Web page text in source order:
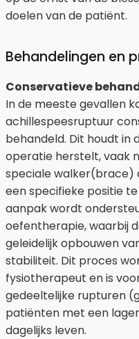
doelen van de patiënt.
Behandelingen en
Conservatieve
In de meeste gevallen
achillespeesruptuur
behandeld. Dit houdt in
operatie herstelt, vaak
speciale walker(brace)
een specifieke positie
aanpak wordt
oefentherapie, waarbij
geleidelijk opbouwen
stabiliteit. Dit proces
fysiotherapeut en is
gedeeltelijke rupturen
patiënten met een
dagelijks leven.